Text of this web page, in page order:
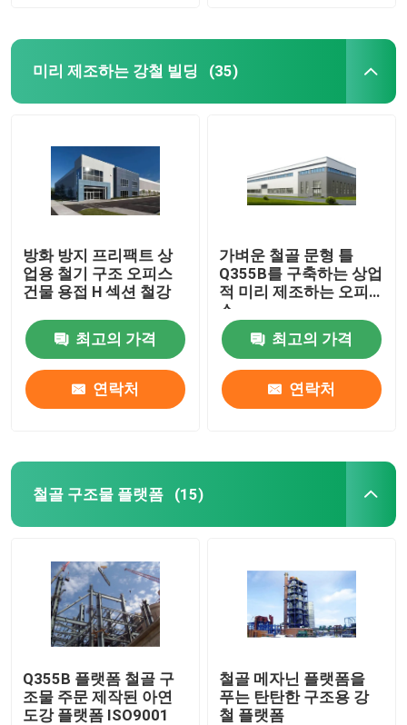
미리 제조하는 강철 빌딩 (35)
방화 방지 프리팩트 상
업용 철기 구조 오피스
건물 용접 H 섹션 철강
최고의 가격
연락처
가벼운 철골 문형 틀
Q355B를 구축하는 상업
적 미리 제조하는 오피
스
최고의 가격
연락처
철골 구조물 플랫폼 (15)
Q355B 플랫폼 철골 구
조물 주문 제작된 아연
도강 플랫폼 ISO9001
철골 메자닌 플랫폼을
푸는 탄탄한 구조용 강
철 플랫폼